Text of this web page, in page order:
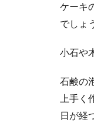
で
む
て
き
いこ
と！
ケーキ
でしょ
小石や
石鹸の
上手
日が経